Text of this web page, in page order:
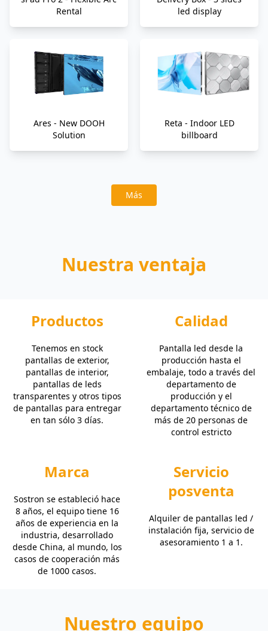
Rental
led display
Ares - New DOOH
Solution
Reta - Indoor LED
billboard
Más
Nuestra ventaja
Productos
Tenemos en stock
pantallas de exterior,
pantallas de interior,
pantallas de leds
transparentes y otros tipos
de pantallas para entregar
en tan sólo 3 días.
Calidad
Pantalla led desde la
producción hasta el
embalaje, todo a través del
departamento de
producción y el
departamento técnico de
más de 20 personas de
control estricto
Marca
Sostron se estableció hace
8 años, el equipo tiene 16
años de experiencia en la
industria, desarrollado
desde China, al mundo, los
casos de cooperación más
de 1000 casos.
Servicio
posventa
Alquiler de pantallas led /
instalación fija, servicio de
asesoramiento 1 a 1.
Nuestro equipo